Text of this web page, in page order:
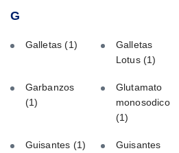
G
Galletas(1)
Galletas
Lotus (1)
Garbanzos
(1)
Glutamato
monosodico
(1)
Guisantes (1)
Guisantes